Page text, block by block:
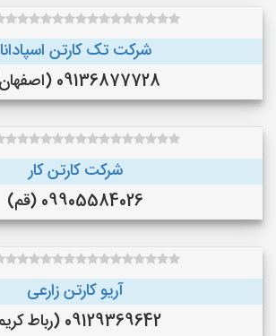
شرکت تک کارتن اسپادانا
09136877728 (اصفهان)
شرکت کارتن کار
09905584026 (قم)
آریو کارتن زارعی
09129369642 (رباط کریم)